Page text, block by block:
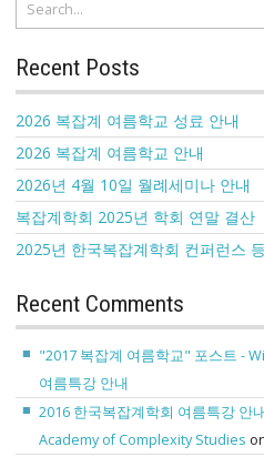
Recent Posts
2026 복잡계 여름학교 성료 안내
2026 복잡계 여름학교 안내
2026년 4월 10일 월례세미나 안내
복잡계학회 2025년 학회 연말 결산
2025년 한국복잡계학회 컨퍼런스
Recent Comments
"2017 복잡계 여름학교" 포스트 -
여름특강 안내
2016 한국복잡계학회 여름특강 안
Academy of Complexity Studies